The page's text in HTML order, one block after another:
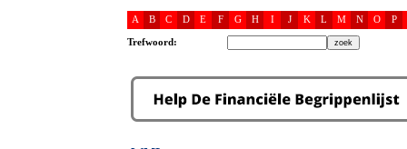
A B C D E F G H I J K L M N O P
Trefwoord: